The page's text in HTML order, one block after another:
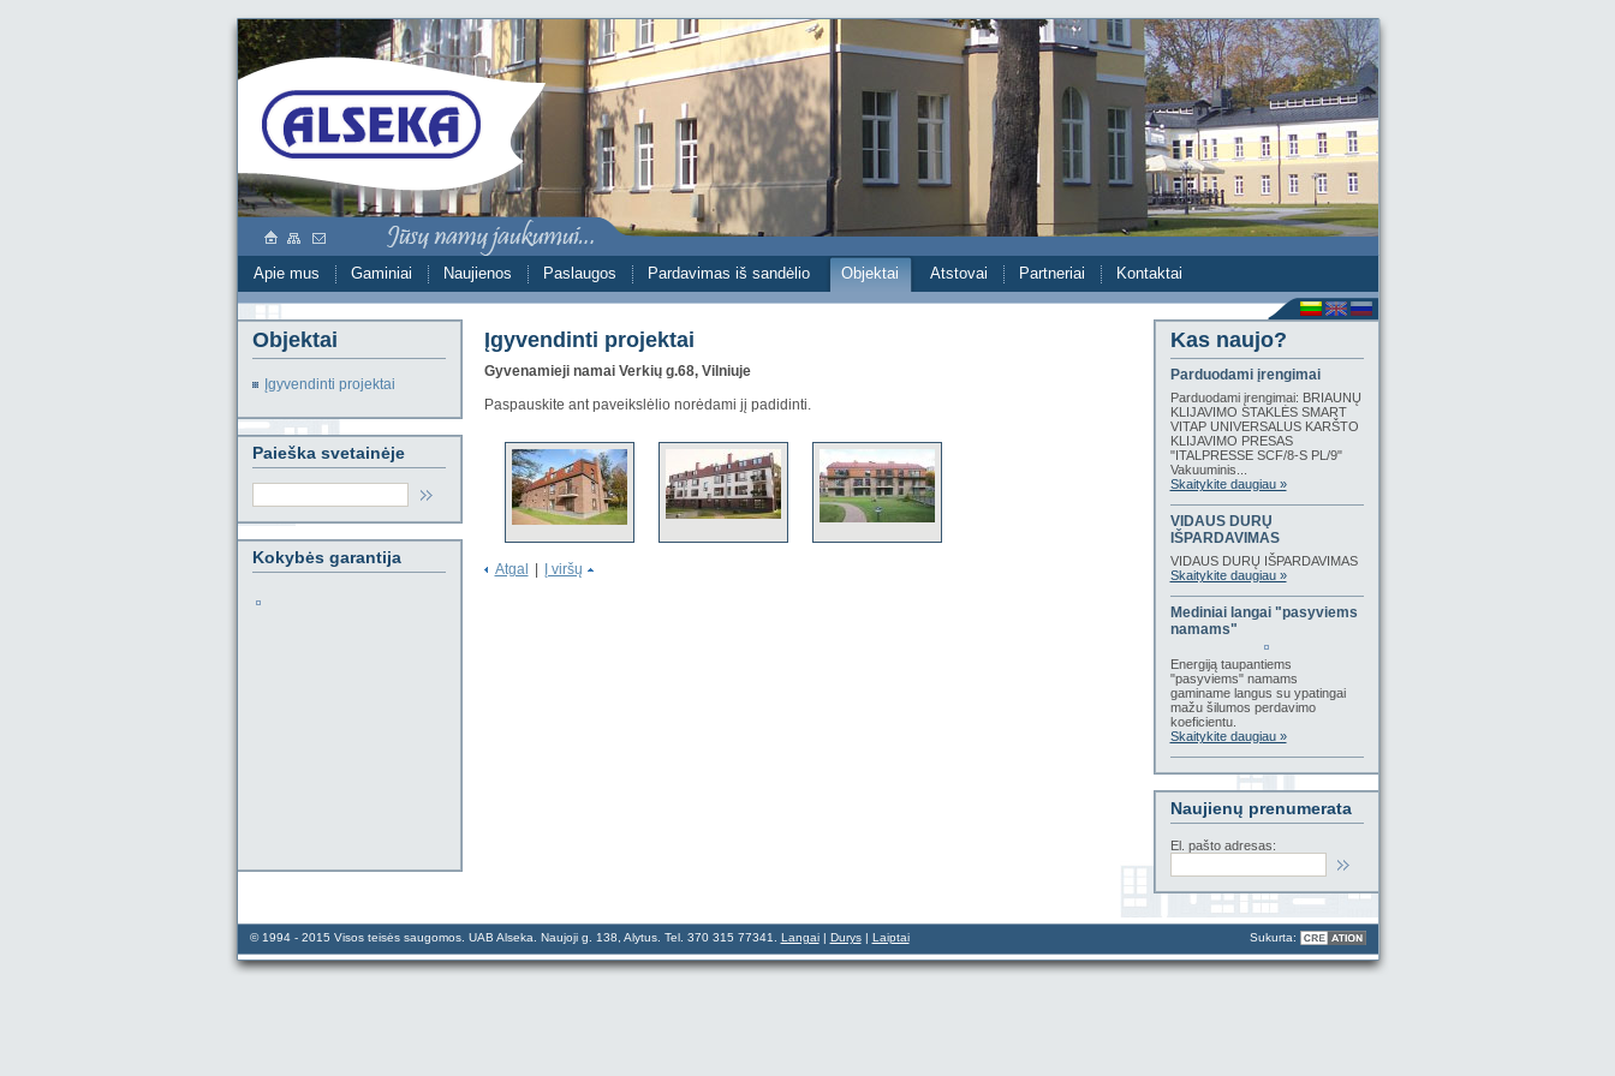
Apie mus Gaminiai Naujienos Paslaugos Pardavimas iš sandėlio Objektai Atstovai Partneriai Kontaktai
Objektai
Įgyvendinti projektai
Paieška svetainėje
Kokybės garantija
Įgyvendinti projektai
Gyvenamieji namai Verkių g.68, Vilniuje
Paspauskite ant paveikslėlio norėdami jį padidinti.
Atgal Į viršų
Kas naujo?
Parduodami įrengimai
Parduodami įrengimai: BRIAUNŲ
KLIJAVIMO STAKLĖS SMART
VITAP UNIVERSALUS KARŠTO
KLIJAVIMO PRESAS
"ITALPRESSE SCF/8-S PL/9"
Vakuuminis...
Skaitykite daugiau »
VIDAUS DURŲ
IŠPARDAVIMAS
VIDAUS DURŲ IŠPARDAVIMAS
Skaitykite daugiau »
Mediniai langai "pasyviems
namams"
Energiją taupantiems
"pasyviems" namams
gaminame langus su ypatingai
mažu šilumos perdavimo
koeficientu.
Skaitykite daugiau »
Naujienų prenumerata
El. pašto adresas:
© 1994 - 2015 Visos teisės saugomos. UAB Alseka. Naujoji g. 138, Alytus. Tel. 370 315 77341. Langai| Durys| Laiptai Sukurta: